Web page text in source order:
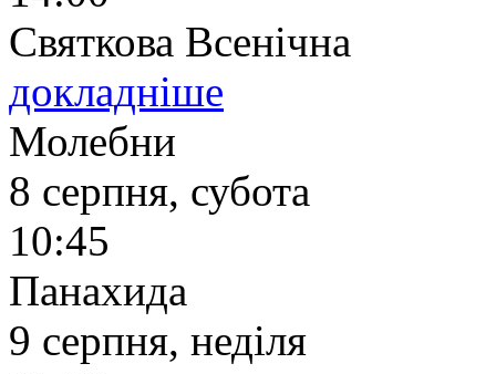
Святкова Всенічна
докладніше
Молебни
8 серпня, субота
10:45
Панахида
9 серпня, неділя